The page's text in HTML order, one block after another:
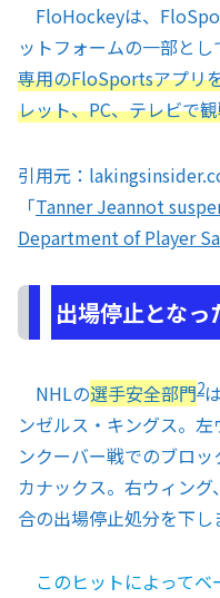
FloHockeyは、
ットフォームの一部とし
専用のFloSportsアプリ
レット、PC、テレビで
引用元：
「Tanner Jeannot
Department of Player
出場停止となっ
NHLの選手安全部門2
ンゼルス・キングス。
ンクーバー戦でのブロ
カナックス。右ウィン
合の出場停止処分を下し
このヒットによって